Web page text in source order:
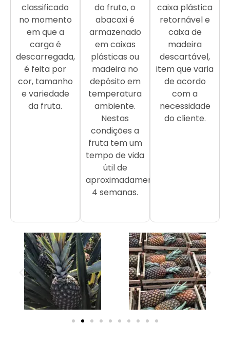
classificado
no momento
em que a
carga é
descarregada,
é feita por
cor, tamanho
e variedade
da fruta.
do fruto, o
abacaxi é
armazenado
em caixas
plásticas ou
madeira no
depósito em
temperatura
ambiente.
Nestas
condições a
fruta tem um
tempo de vida
útil de
aproximadamente
4 semanas.
caixa plástica
retornável e
caixa de
madeira
descartável,
item que varia
de acordo
com a
necessidade
do cliente.